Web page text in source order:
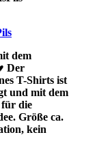
dem
Der
T-Shirts ist
und mit dem
die
Größe ca.
kein